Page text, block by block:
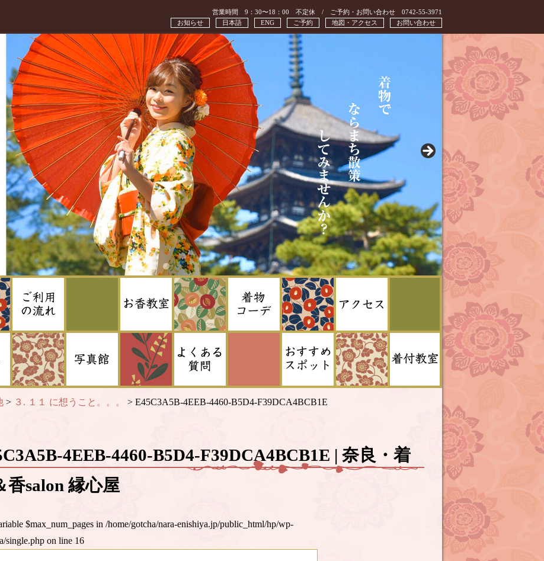
営業時間 9：30〜18：00 不定休 / ご予約・お問い合わせ 0742-55-3971
お問い合わせ
地図・アクセス
ご予約
ENG
日本語
お知らせ
> ３. １１ に想うこと。。。 > E45C3A5B-4EEB-4460-B5D4-F39DCA4BCB1E
4EEB-4460-B5D4-F39DCA4BCB1E | 奈良・着
香salon 縁心屋
$max_num_pages in /home/gotcha/nara-enishiya.jp/public_html/hp/wp-
single.php on line 16